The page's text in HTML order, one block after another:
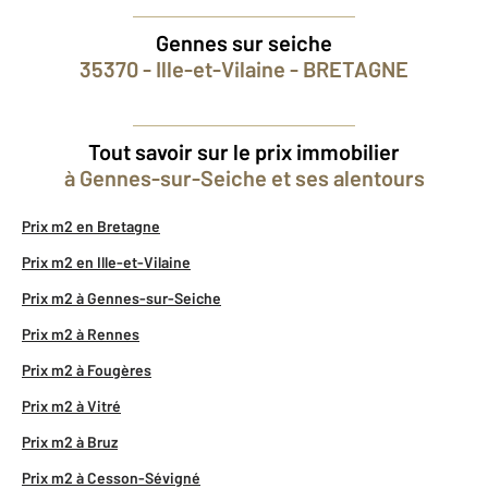
Gennes sur seiche
35370 - Ille-et-Vilaine - BRETAGNE
Tout savoir sur le prix immobilier
à Gennes-sur-Seiche et ses alentours
Prix m2 en Bretagne
Prix m2 en Ille-et-Vilaine
Prix m2 à Gennes-sur-Seiche
Prix m2 à Rennes
Prix m2 à Fougères
Prix m2 à Vitré
Prix m2 à Bruz
Prix m2 à Cesson-Sévigné